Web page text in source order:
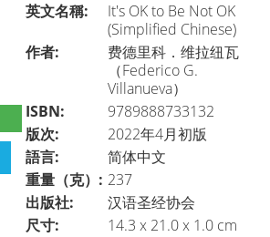
►
英文名稱:
It's OK to Be Not OK
(Simplified Chinese)
作者:
费德里科．维拉纽瓦
（Federico G.
Villanueva）
ISBN:
9789888733132
版次:
2022年4月初版
語言:
简体中文
重量（克）: 237
出版社:
汉语圣经协会
尺寸:
14.3 x 21.0 x 1.0 cm